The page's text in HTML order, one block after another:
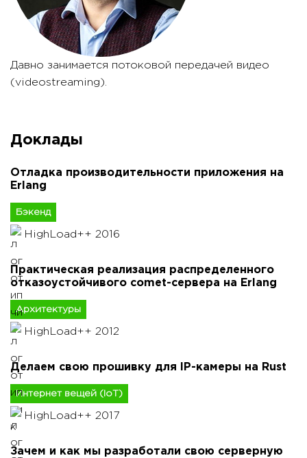
Давно занимается потоковой передачей видео
(videostreaming).
Доклады
Отладка производительности приложения на
Erlang
Бэкенд
HighLoad++ 2016
Практическая реализация распределенного
отказоустойчивого comet-сервера на Erlang
Архитектуры
HighLoad++ 2012
Делаем свою прошивку для IP-камеры на Rust
Интернет вещей (IoT)
HighLoad++ 2017
Зачем и как мы разработали свою серверную